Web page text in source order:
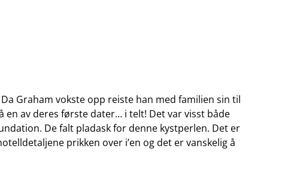
Graham vokste opp reiste han med familien sin til
av deres første dater… i telt! Det var visst både
De falt pladask for denne kystperlen. Det er
prikken over i’en og det er vanskelig å